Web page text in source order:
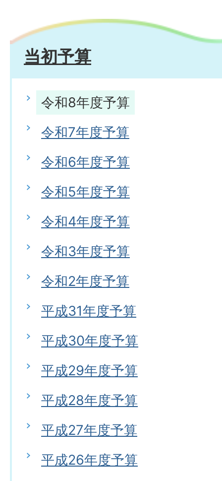
当初予算
令和8年度予算
令和7年度予算
令和6年度予算
令和5年度予算
令和4年度予算
令和3年度予算
令和2年度予算
平成31年度予算
平成30年度予算
平成29年度予算
平成28年度予算
平成27年度予算
平成26年度予算